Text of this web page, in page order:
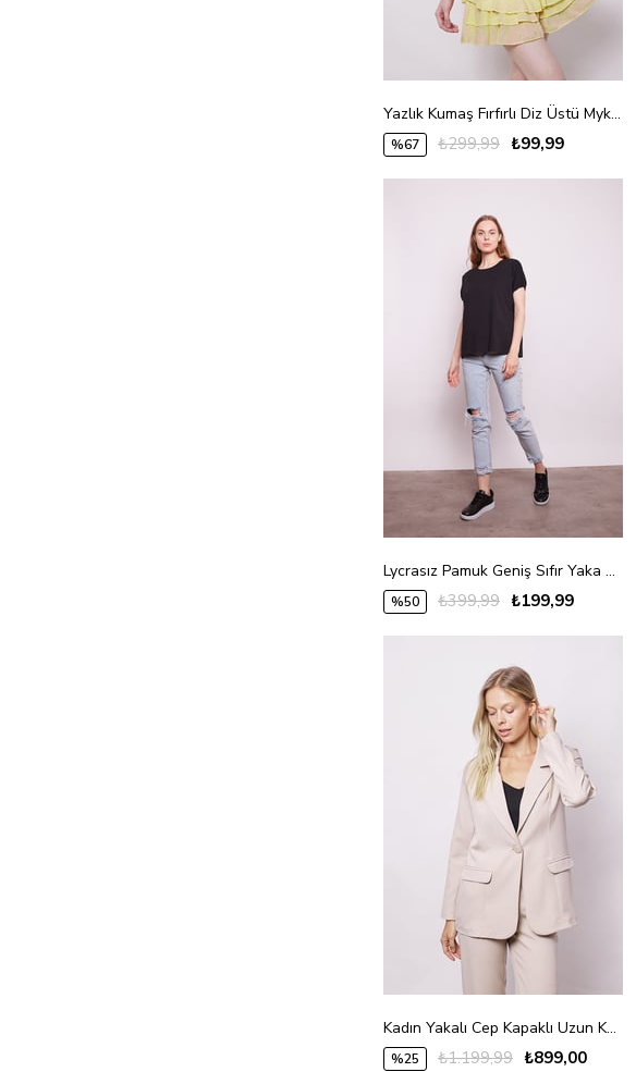
Yazlık Kumaş Fırfırlı Diz Üstü Mykonos Etek-Sarı
%67 ₺99,99
₺299,99
Lycrasız Pamuk Geniş Sıfır Yaka Düşük Omuzlu Kolları Bağcıklı T-Shirt -Siyah
%50 ₺199,99
₺399,99
Kadın Yakalı Cep Kapaklı Uzun Kol Hafif Likralı Kumaş Oversize Blazer Ceket(Pantolonu Jument 40075)-Taş
%25 ₺899,00
₺1.199,99